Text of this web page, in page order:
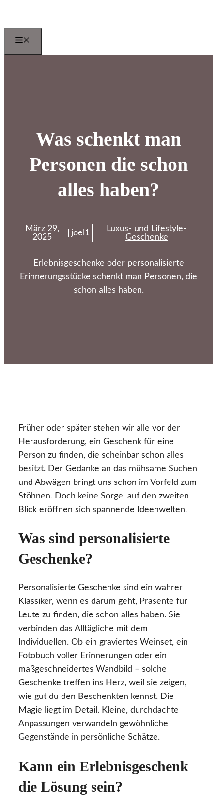
springen
Was schenkt man
Personen die schon
alles haben?
März 29,
2025
joel1
Luxus- und Lifestyle-
Geschenke
Erlebnisgeschenke oder personalisierte
Erinnerungsstücke schenkt man Personen, die
schon alles haben.
Früher oder später stehen wir alle vor der
Herausforderung, ein Geschenk für eine
Person zu finden, die scheinbar schon alles
besitzt. Der Gedanke an das mühsame Suchen
und Abwägen bringt uns schon im Vorfeld zum
Stöhnen. Doch keine Sorge, auf den zweiten
Blick eröffnen sich spannende Ideenwelten.
Was sind personalisierte
Geschenke?
Personalisierte Geschenke sind ein wahrer
Klassiker, wenn es darum geht, Präsente für
Leute zu finden, die schon alles haben. Sie
verbinden das Alltägliche mit dem
Individuellen. Ob ein graviertes Weinset, ein
Fotobuch voller Erinnerungen oder ein
maßgeschneidertes Wandbild – solche
Geschenke treffen ins Herz, weil sie zeigen,
wie gut du den Beschenkten kennst. Die
Magie liegt im Detail. Kleine, durchdachte
Anpassungen verwandeln gewöhnliche
Gegenstände in persönliche Schätze.
Kann ein Erlebnisgeschenk
die Lösung sein?